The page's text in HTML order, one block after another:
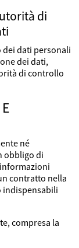
di
dati personali
dei dati,
di controllo
né
obbligo di
contratto nella
indispensabili
compresa la